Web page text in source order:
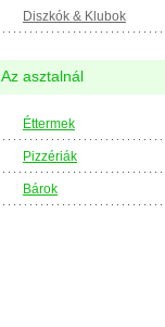
Diszkók & Klubok
Az asztalnál
Éttermek
Pizzériák
Bárok